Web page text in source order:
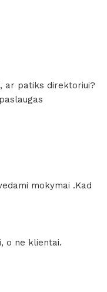
ar patiks direktoriui?
mokymai .Kad
o ne klientai.